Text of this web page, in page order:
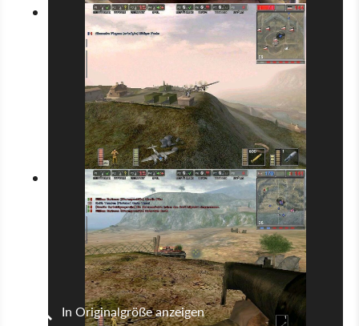
In Originalgröße anzeigen